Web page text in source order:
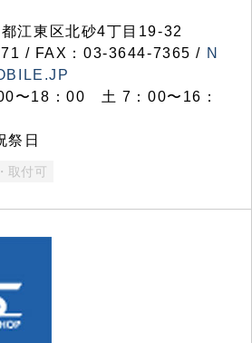
江東区北砂4丁目19-32
/ FAX：03-3644-7365 / N
〜18：00 土 7：00〜16：
祭日
取付可